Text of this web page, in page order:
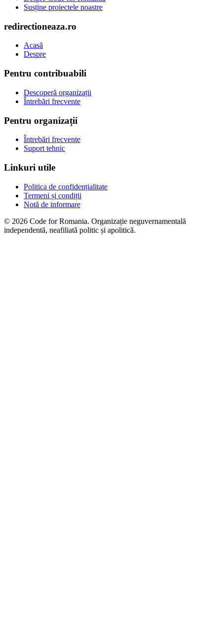
Susține proiectele noastre
redirectioneaza.ro
Acasă
Despre
Pentru contribuabili
Descoperă organizații
Întrebări frecvente
Pentru organizații
Întrebări frecvente
Suport tehnic
Linkuri utile
Politica de confidențialitate
Termeni și condiții
Notă de informare
© 2026 Code for Romania. Organizație neguvernamentală
independentă, neafiliată politic și apolitică.